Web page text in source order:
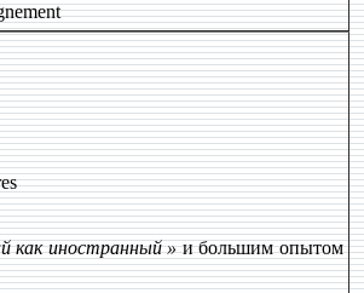
как иностранный »и большим опытом